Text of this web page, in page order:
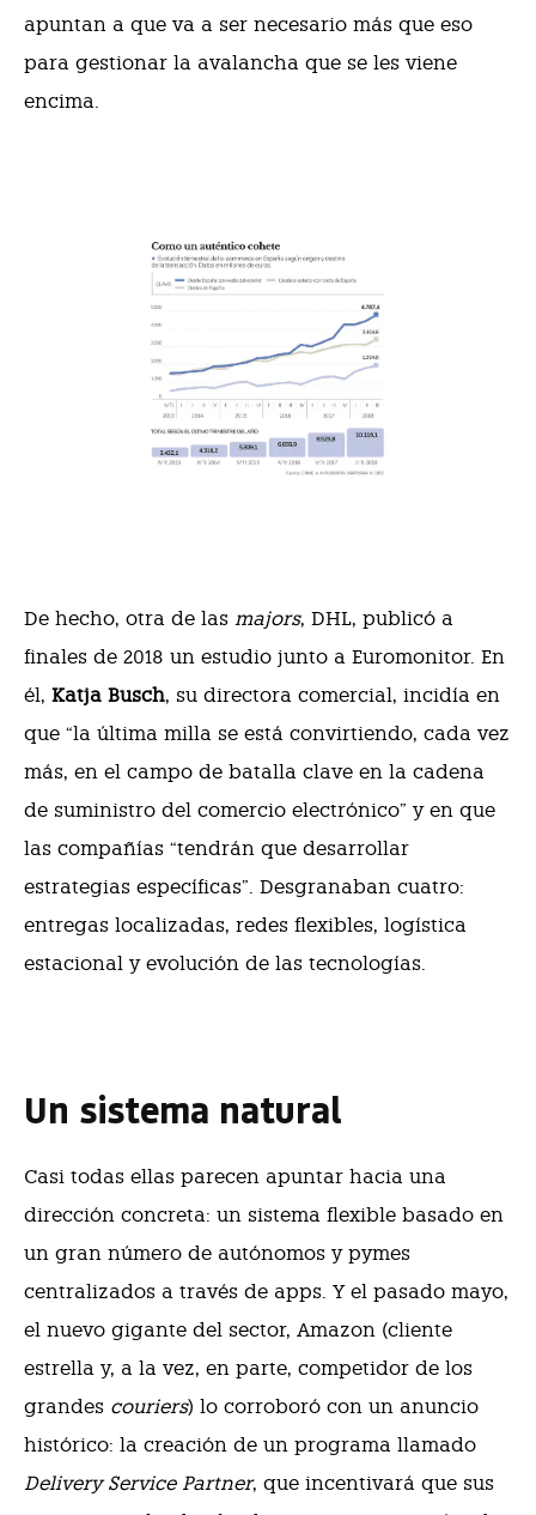
apuntan a que va a ser necesario más que eso
para gestionar la avalancha que se les viene
encima.
De hecho, otra de las majors, DHL, publicó a
finales de 2018 un estudio junto a Euromonitor. En
él, Katja Busch, su directora comercial, incidía en
que “la última milla se está convirtiendo, cada vez
más, en el campo de batalla clave en la cadena
de suministro del comercio electrónico” y en que
las compañías “tendrán que desarrollar
estrategias específicas”. Desgranaban cuatro:
entregas localizadas, redes flexibles, logística
estacional y evolución de las tecnologías.
Un sistema natural
Casi todas ellas parecen apuntar hacia una
dirección concreta: un sistema flexible basado en
un gran número de autónomos y pymes
centralizados a través de apps. Y el pasado mayo,
el nuevo gigante del sector, Amazon (cliente
estrella y, a la vez, en parte, competidor de los
grandes couriers) lo corroboró con un anuncio
histórico: la creación de un programa llamado
Delivery Service Partner, que incentivará que sus